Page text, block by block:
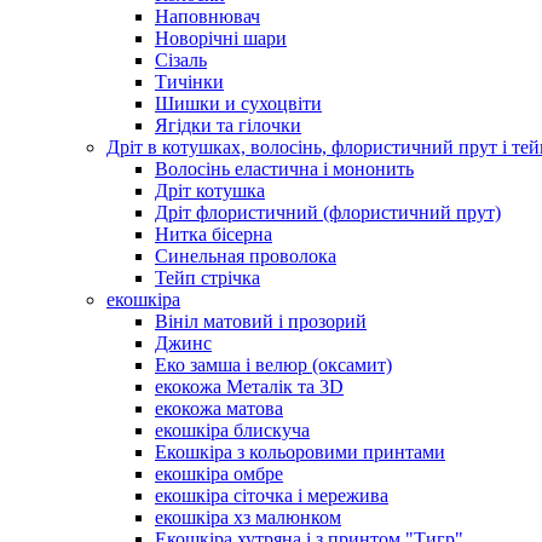
Наповнювач
Новорічні шари
Сізаль
Тичінки
Шишки и сухоцвіти
Ягідки та гілочки
Дріт в котушках, волосінь, флористичний прут і
Волосінь еластична і мононить
Дріт котушка
Дріт флористичний (флористичний прут)
Нитка бісерна
Синельная проволока
Тейп стрічка
екошкіра
Вініл матовий і прозорий
Джинс
Еко замша і велюр (оксамит)
екокожа Металік та 3D
екокожа матова
екошкіра блискуча
Екошкіра з кольоровими принтами
екошкіра омбре
екошкіра сіточка і мережива
екошкіра хз малюнком